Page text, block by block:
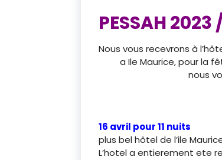
PESSAH 2023
Nous vous recevrons à
a Ile Maurice,
nous
16 avril pour 11 nuits
plus bel hôtel
L’hotel a entierement ete